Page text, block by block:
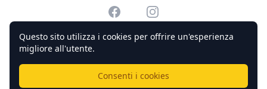
Questo sito utilizza i cookies per offrire un'esperienza
migliore all'utente.
Consenti i cookies
FacebookInstagram
© 2026 Officine Complicato Tutti i diritti riservati.